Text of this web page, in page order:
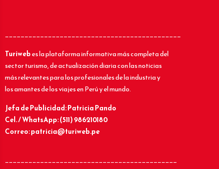
_____________________________________________
Turiwebes la plataforma informativa más completa del
sector turismo, de actualización diaria con las noticias
más relevantes para los profesionales de la industria y
los amantes de los viajes en Perú y el mundo.
Jefa de Publicidad: Patricia Pando
Cel. / WhatsApp: (511) 986210180
Correo: patricia@turiweb.pe
____________________________________________